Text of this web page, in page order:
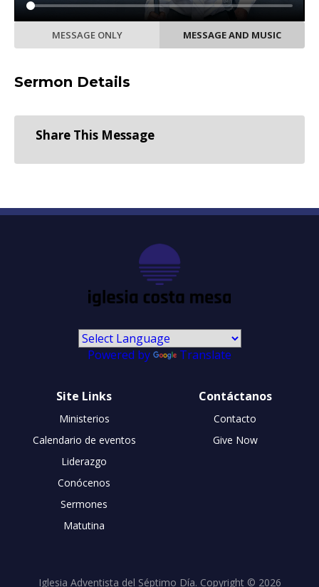
MESSAGE ONLY MESSAGE AND MUSIC
Sermon Details
Share This Message
Powered by Translate
Site Links
Ministerios
Calendario de eventos
Liderazgo
Conócenos
Sermones
Matutina
Contáctanos
Contacto
Give Now
Iglesia Adventista del Séptimo Día. Copyright © 2026